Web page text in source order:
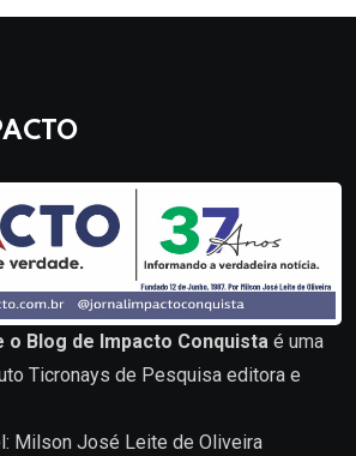
o Blog de Impacto Conquista é uma
Ticronays de Pesquisa editora e
Milson José Leite de Oliveira